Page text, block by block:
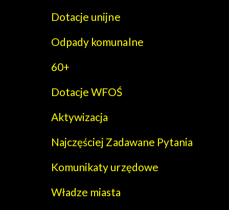
Dotacje unijne
Odpady komunalne
60+
Dotacje WFOŚ
Aktywizacja
Najczęściej Zadawane Pytania
Komunikaty urzędowe
Władze miasta